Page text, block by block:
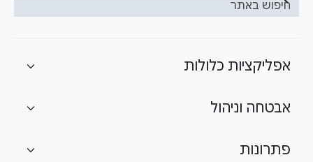
חיפוש באתר
אפליקציות כלולות expand_more
אבטחה וניהול expand_more
פתרונות expand_more